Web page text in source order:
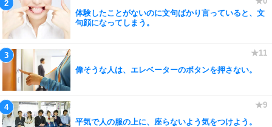
体験したことがないのに文句ばかり言っていると、文
句顔になってしまう。
偉そうな人は、エレベーターのボタンを押さない。
平気で人の服の上に、座らないよう気をつけよう。